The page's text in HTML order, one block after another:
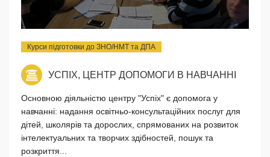
Курси підготовки до ЗНО/НМТ та ДПА
УСПІХ, ЦЕНТР ДОПОМОГИ В НАВЧАННІ
Основною діяльністю центру "Успіх" є допомога у
навчанні: надання освітньо-консультаційних послуг для
дітей, школярів та дорослих, спрямованих на розвиток
інтелектуальних та творчих здібностей, пошук та
розкриття...